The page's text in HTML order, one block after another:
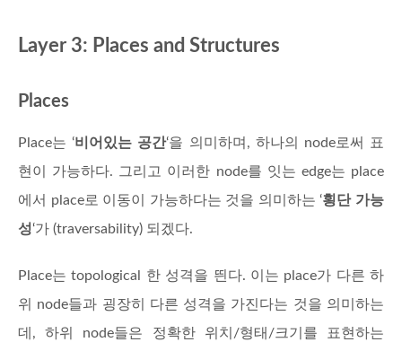
Layer 3: Places and Structures
Places
Place는 ‘비어있는 공간‘을 의미하며, 하나의 node로써 표
현이 가능하다. 그리고 이러한 node를 잇는 edge는 place
에서 place로 이동이 가능하다는 것을 의미하는 ‘횡단 가능
성‘가 (traversability) 되겠다.
Place는 topological 한 성격을 띈다. 이는 place가 다른 하
위 node들과 굉장히 다른 성격을 가진다는 것을 의미하는
데, 하위 node들은 정확한 위치/형태/크기를 표현하는